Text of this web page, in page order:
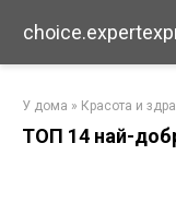
към
У дома » Красота и
ТОП 14 най-